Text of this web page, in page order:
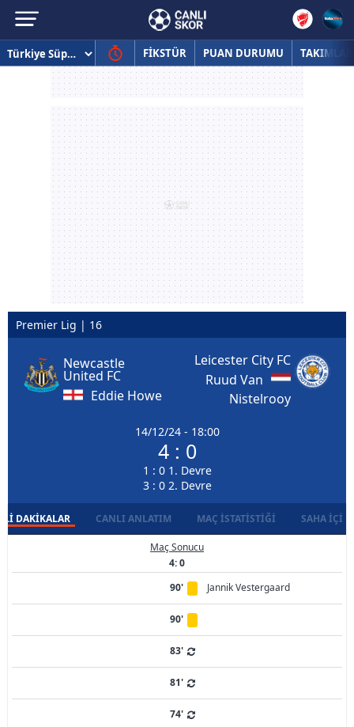
FİKSTÜR PUAN DURUMU TAKIMLAR
Premier Lig | 16
Newcastle
United FC
Eddie Howe
14/12/24 - 18:00
4 : 0
1 : 0 1. Devre
3 : 0 2. Devre
Leicester City FC
Ruud Van
Nistelrooy
DAKIKALAR CANLI ANLATIM MAÇ İSTATISTIĞI SAHA İÇI
Maç Sonucu
4: 0
90'
Jannik Vestergaard
90'
83'
81'
74'